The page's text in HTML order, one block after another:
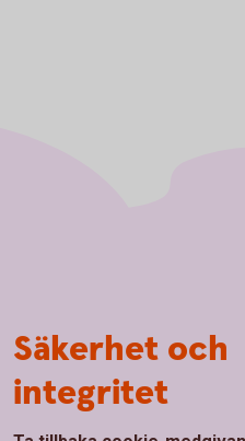
Säkerhet och
integritet